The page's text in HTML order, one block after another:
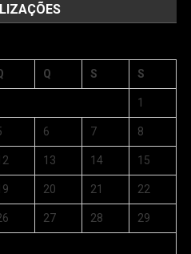
Q S S
1
6 7 8
13 14 15
20 21 22
27 28 29